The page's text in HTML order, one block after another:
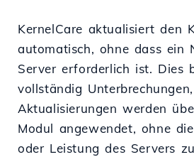
KernelCare aktualisiert den
automatisch, ohne dass ein
Server erforderlich ist. Dies
vollständig
Aktualisierungen werden
Modul angewendet, ohne
oder Leistung des Servers